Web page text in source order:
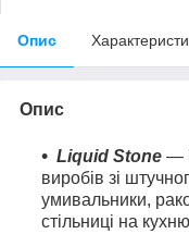
Опис
Опис
Liquid Stone —
виробів зі
умивальники,
стільниці на